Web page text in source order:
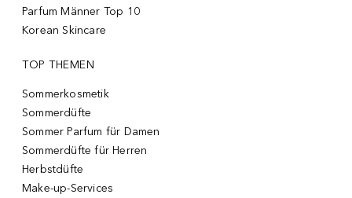
Parfum Männer Top 10
Korean Skincare
TOP THEMEN
Sommerkosmetik
Sommerdüfte
Sommer Parfum für Damen
Sommerdüfte für Herren
Herbstdüfte
Make-up-Services